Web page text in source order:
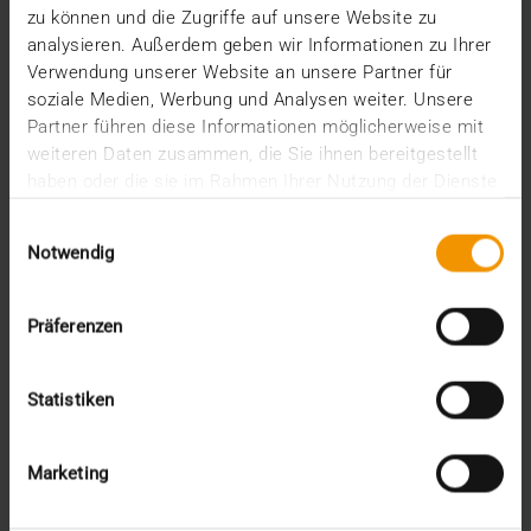
zu können und die Zugriffe auf unsere Website zu
analysieren. Außerdem geben wir Informationen zu Ihrer
Verwendung unserer Website an unsere Partner für
soziale Medien, Werbung und Analysen weiter. Unsere
Partner führen diese Informationen möglicherweise mit
weiteren Daten zusammen, die Sie ihnen bereitgestellt
Notwendig
Präferenzen
Statistiken
Marketing
VISUS HEALTH IT
MEHR ERFAHREN